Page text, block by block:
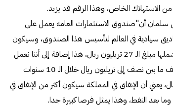
سلمان أن"صندوق الاستثمارات العامة يعمل على
سيادية في العالم لتأسيس هذا الصندوق، وسيكون
حجمه من نصف إلى تريليون ريال إضافية، لم يشملها مبلغ الـ 27 تريليون ريال، هذا إضافة إلى أننا نعمل
مع وزارة الطاقة وأرامكو على برنامج طموح يضيف ما بين نصف إلى تريليون ريال خلال الـ 10 سنوات
العهد أن إنفاق 27 تريليون ريال، يعني أن الإنفاق في المملكة سيكون أكثر من الإنفاق في
بعد النفط، وهذا يمثل فرصا كبيرة جدا.